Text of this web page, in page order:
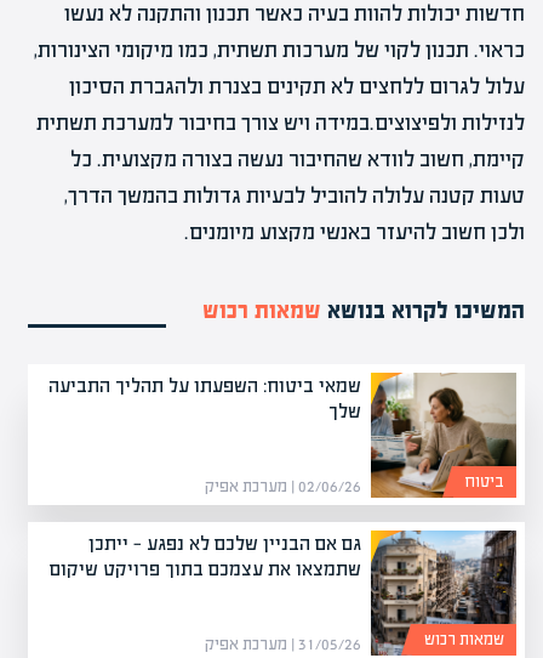
חדשות יכולות להוות בעיה כאשר תכנון והתקנה לא נעשו
כראוי. תכנון לקוי של מערכות תשתית, כמו מיקומי הצינורות,
עלול לגרום ללחצים לא תקינים בצנרת ולהגברת הסיכון
לנזילות ולפיצוצים.במידה ויש צורך בחיבור למערכת תשתית
קיימת, חשוב לוודא שהחיבור נעשה בצורה מקצועית. כל
טעות קטנה עלולה להוביל לבעיות גדולות בהמשך הדרך,
ולכן חשוב להיעזר באנשי מקצוע מיומנים.
המשיכו לקרוא בנושא שמאות רכוש
שמאי ביטוח: השפעתו על תהליך התביעה
שלך
02/06/26 | מערכת אפיק ביטוח
גם אם הבניין שלכם לא נפגע — ייתכן
שתמצאו את עצמכם בתוך פרויקט שיקום
31/05/26 | מערכת אפיק שמאות רכוש